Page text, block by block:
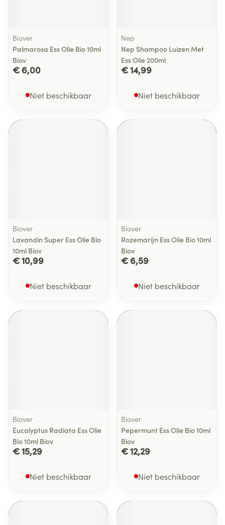
Biover
Palmarosa Ess Olie Bio 10ml
Biov
€ 6,00
Niet beschikbaar
Nep
Nep Shampoo Luizen Met
Ess Olie 200ml
€ 14,99
Niet beschikbaar
Biover
Lavandin Super Ess Olie Bio
10ml Biov
€ 10,99
Niet beschikbaar
Biover
Rozemarijn Ess Olie Bio 10ml
Biov
€ 6,59
Niet beschikbaar
Biover
Eucalyptus Radiata Ess Olie
Bio 10ml Biov
€ 15,29
Niet beschikbaar
Biover
Pepermunt Ess Olie Bio 10ml
Biov
€ 12,29
Niet beschikbaar